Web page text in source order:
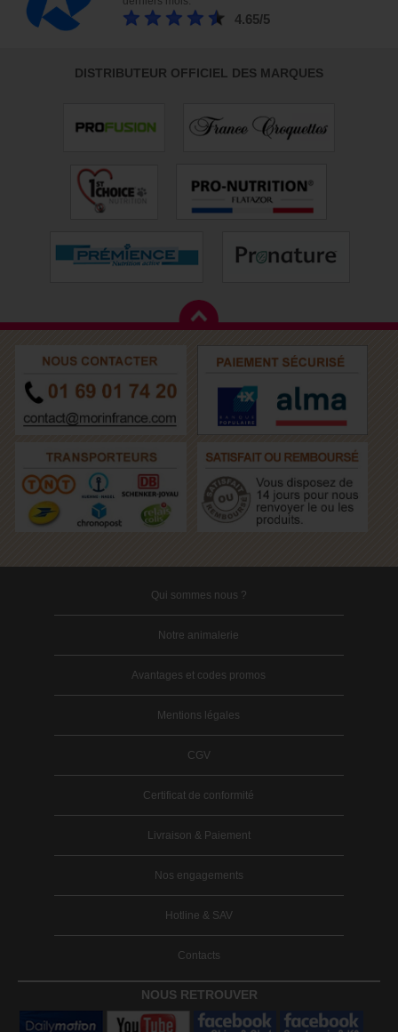
4.65/5
DISTRIBUTEUR OFFICIEL DES MARQUES
Qui sommes nous ?
Notre animalerie
Avantages et codes promos
Mentions légales
CGV
Certificat de conformité
Livraison & Paiement
Nos engagements
Hotline & SAV
Contacts
NOUS RETROUVER